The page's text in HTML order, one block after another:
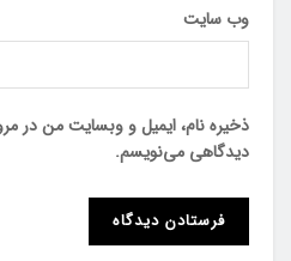
وب‌ سایت
ذخیره نام، ایمیل و وبسایت من در
دیدگاهی می‌نویسم.